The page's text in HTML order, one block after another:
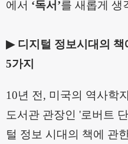
에서 ‘독서 ’를 새롭게 생
▶ 디지털 정보시대의 책
5가지
10년 전, 미국의 역사학
도서관 관장인 '로버트
털 정보 시대의 책에 관